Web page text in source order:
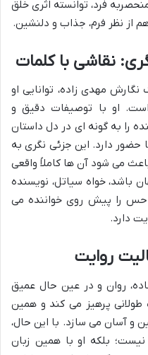
فرد، توانسته اثری خلق
از نظر فرم، جذاب و دلنشین.
نقاشی با کلمات
مهدی زاده، توانایی او
او با توصیفات دقیق و
را به گونه ای در دل داستان
دارد. این جزئی نگری به
می شود آن ها کاملاً واقعی
باشد، خواه سیاتل، نویسنده
حس را پیش روی خواننده می
دارد.
روایت
روان و در عین حال عمیق
پرهیز می کند و همین
و آسان می سازد. با این حال،
بلکه او با همین زبان